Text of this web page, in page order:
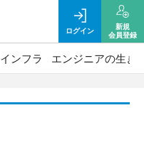
ログイン
新規
会員登録
インフラ エンジニアの生き